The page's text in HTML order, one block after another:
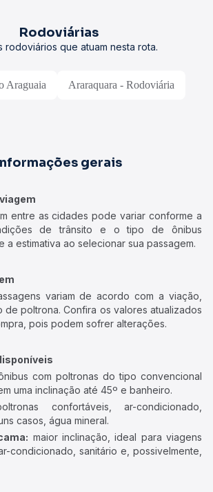
Rodoviárias
rodoviários que atuam nesta rota.
Araguaia Araraquara - Rodoviária
gerais
entre as cidades pode variar conforme a
de trânsito e o tipo de ônibus
a estimativa ao selecionar sua passagem.
variam de acordo com a viação,
de poltrona. Confira os valores atualizados
pois podem sofrer alterações.
com poltronas do tipo convencional
uma inclinação até 45º e banheiro.
confortáveis, ar-condicionado,
casos, água mineral.
maior inclinação, ideal para viagens
condicionado, sanitário e, possivelmente,